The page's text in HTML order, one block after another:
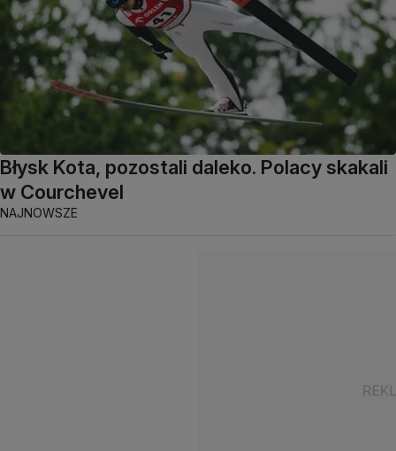
Błysk Kota, pozostali daleko. Polacy skakali
w Courchevel
NAJNOWSZE